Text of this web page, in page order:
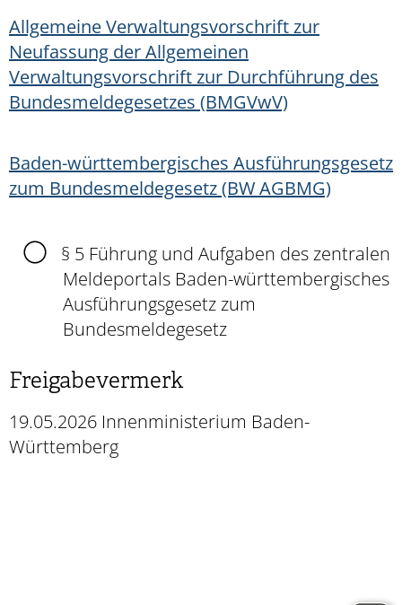
Allgemeine Verwaltungsvorschrift zur
Neufassung der Allgemeinen
Verwaltungsvorschrift zur Durchführung des
Bundesmeldegesetzes (BMGVwV)
Baden-württembergisches Ausführungsgesetz
zum Bundesmeldegesetz(BW AGBMG)
§ 5 Führung und Aufgaben des zentralen
Meldeportals Baden-württembergisches
Ausführungsgesetz zum
Bundesmeldegesetz
Freigabevermerk
19.05.2026 Innenministerium Baden-
Württemberg